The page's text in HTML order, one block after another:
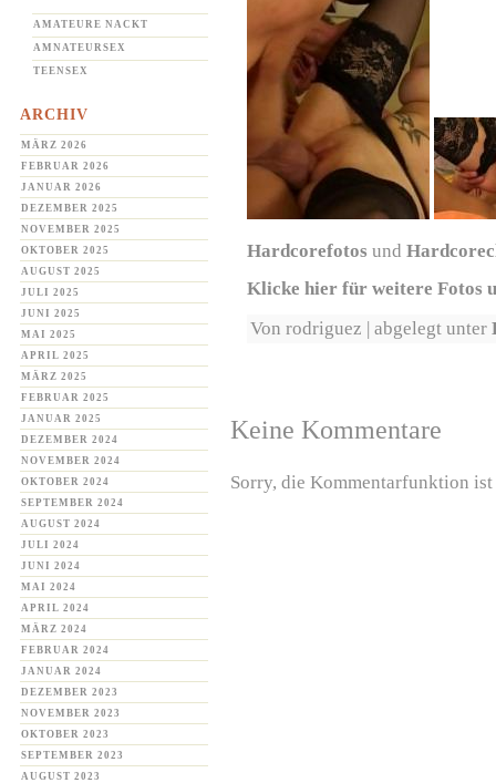
AMATEURE NACKT
AMNATEURSEX
TEENSEX
ARCHIV
MÄRZ 2026
FEBRUAR 2026
JANUAR 2026
DEZEMBER 2025
NOVEMBER 2025
OKTOBER 2025
AUGUST 2025
JULI 2025
JUNI 2025
MAI 2025
APRIL 2025
MÄRZ 2025
FEBRUAR 2025
JANUAR 2025
DEZEMBER 2024
NOVEMBER 2024
OKTOBER 2024
SEPTEMBER 2024
AUGUST 2024
JULI 2024
JUNI 2024
MAI 2024
APRIL 2024
MÄRZ 2024
FEBRUAR 2024
JANUAR 2024
DEZEMBER 2023
NOVEMBER 2023
OKTOBER 2023
SEPTEMBER 2023
AUGUST 2023
Hardcorefotos und
Klicke hier für weitere Fotos
Von rodriguez | abgelegt unter
Keine Kommentare
Sorry, die Kommentarfunktion ist